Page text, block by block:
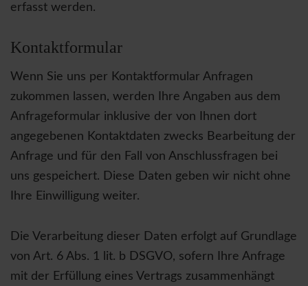
erfasst werden.
Kontaktformular
Wenn Sie uns per Kontaktformular Anfragen
zukommen lassen, werden Ihre Angaben aus dem
Anfrageformular inklusive der von Ihnen dort
angegebenen Kontaktdaten zwecks Bearbeitung der
Anfrage und für den Fall von Anschlussfragen bei
uns gespeichert. Diese Daten geben wir nicht ohne
Ihre Einwilligung weiter.
Die Verarbeitung dieser Daten erfolgt auf Grundlage
von Art. 6 Abs. 1 lit. b DSGVO, sofern Ihre Anfrage
mit der Erfüllung eines Vertrags zusammenhängt